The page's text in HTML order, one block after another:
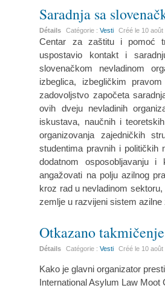
Saradnja sa
Détails Catégorie :Vesti Créé le 10 août
Centar za zaštitu i pomoć
uspostavio kontakt i
slovenačkom nevladinom
izbeglica, izbegličkim
zadovoljstvo započeta
ovih dveju nevladinih
iskustava, naučnih i
organizovanja zajedničkih
studentima pravnih i
dodatnom osposobljavanju
angažovati na polju azilnog
kroz rad u nevladinom
zemlje u razvijeni sistem
Otkazano
Détails Catégorie :Vesti Créé le 10 août
Kako je glavni organizator
International Asylum Law